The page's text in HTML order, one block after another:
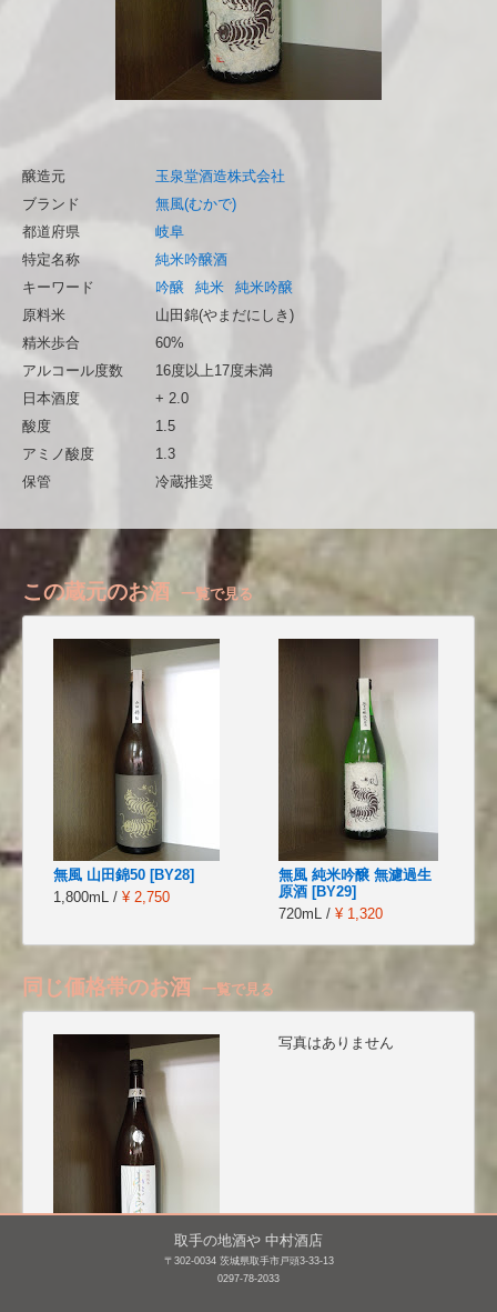
醸造元
玉泉堂酒造株式会社
ブランド
無風(むかで)
都道府県
岐阜
特定名称
純米吟醸酒
キーワード
吟醸 純米
純米吟醸
原料米
山田錦(やまだにしき)
精米歩合
60%
アルコール度数
16度以上17度未満
日本酒度
+ 2.0
酸度
1.5
アミノ酸度
1.3
保管
冷蔵推奨
この蔵元のお酒 一覧で見る
無風 山田錦50 [BY28]
1,800mL / ¥ 2,750
無風 純米吟醸 無濾過生
原酒 [BY29]
720mL / ¥ 1,320
同じ価格帯のお酒 一覧で見る
愛宕の松(あたごのまつ)
写真はありません
屋守 純米 荒責 無調整生
[BY25]
取手の地酒や 中村酒店
〒302-0034 茨城県取手市戸頭3-33-13
0297-78-2033